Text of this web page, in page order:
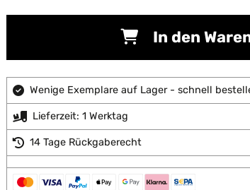
In den
Wenige Exemplare auf Lager - schnell
Lieferzeit: 1 Werktag
14 Tage Rückgaberecht